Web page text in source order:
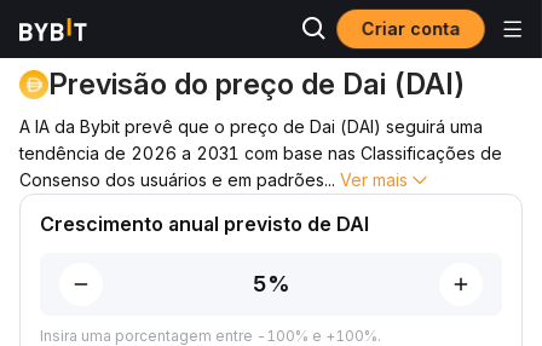
Criar conta
Previsão de preço Previsão de preço de DAI
Previsão do preço de Dai (DAI)
A IA da Bybit prevê que o preço de Dai (DAI) seguirá uma
tendência de 2026 a 2031 com base nas Classificações de
Consenso dos usuários e em padrões... Ver mais
Crescimento anual previsto de DAI
Insira uma porcentagem entre -100% e +100%.